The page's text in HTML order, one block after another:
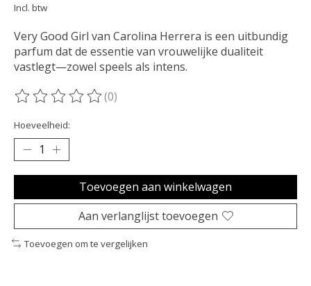
Incl. btw
Very Good Girl van Carolina Herrera is een uitbundig
parfum dat de essentie van vrouwelijke dualiteit
vastlegt—zowel speels als intens.
De beoordeling van dit product is
(0)
Hoeveelheid:
Toevoegen aan winkelwagen
Aan verlanglijst toevoegen
Toevoegen om te vergelijken